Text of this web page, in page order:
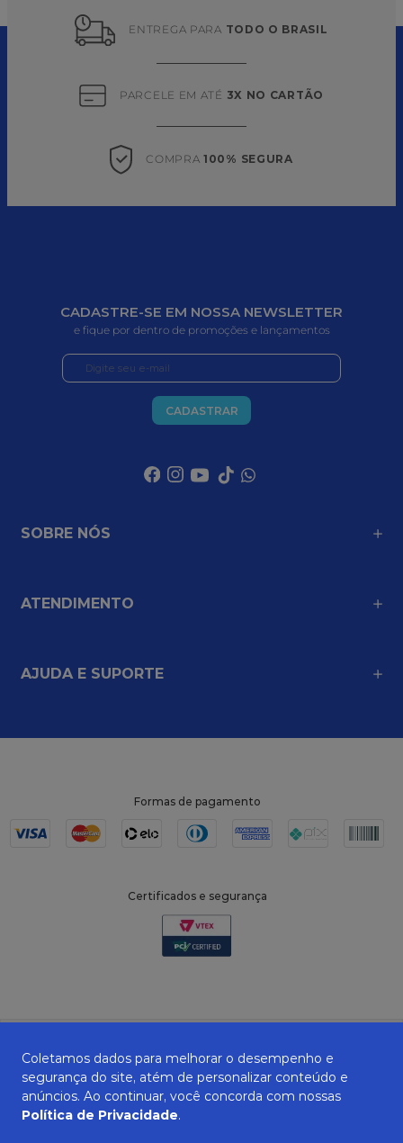
ENTREGA PARA TODO O BRASIL
PARCELE EM ATÉ 3X NO CARTÃO
COMPRA 100% SEGURA
CADASTRE-SE EM NOSSA NEWSLETTER
e fique por dentro de promoções e lançamentos
CADASTRAR
SOBRE NÓS
ATENDIMENTO
AJUDA E SUPORTE
Formas de pagamento
Certificados e segurança
ZANEPAN 2022 | CNPJ: 04.319.228/0001-08 | AVENIDA MAURO MIRANDA
Coletamos dados para melhorar o desempenho e
segurança do site, atém de personalizar conteúdo e
anúncios. Ao continuar, você concorda com nossas
Política de Privacidade.